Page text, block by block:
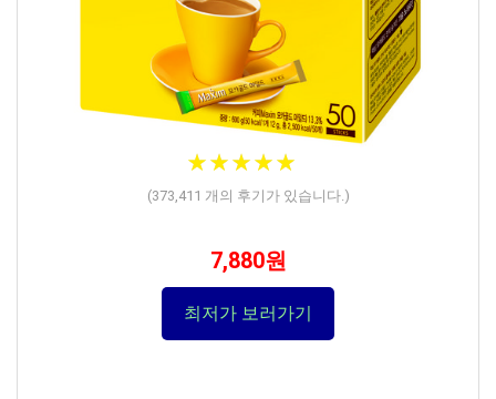
★★★★★
★★★★★
(373,411 개의 후기가 있습니다.)
7,880원
최저가 보러가기